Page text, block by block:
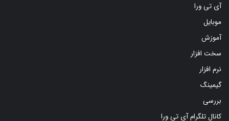
آی تی ورا
موبایل
آموزش
سخت افزار
نرم افزار
گیمینگ
بررسی
کانال تلگرام آی تی ورا